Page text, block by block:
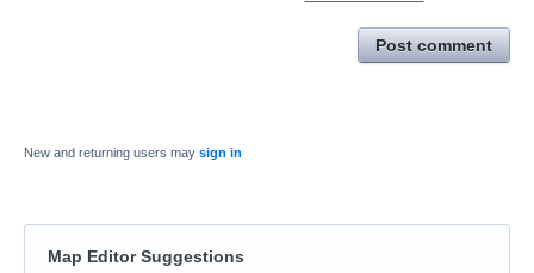
Post comment
New and returning users may sign in
Map Editor Suggestions